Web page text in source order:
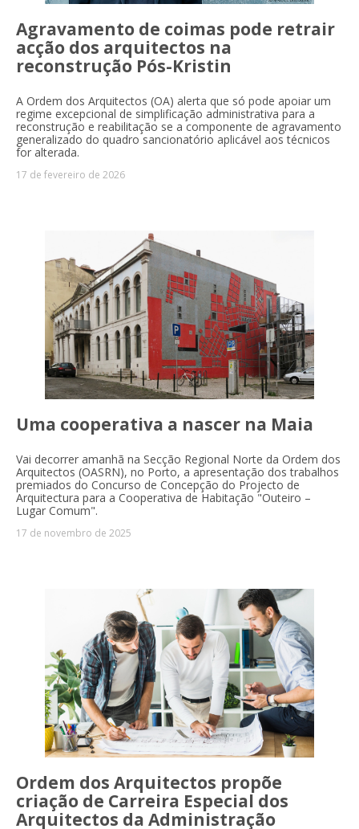
Agravamento de coimas pode retrair
acção dos arquitectos na
reconstrução Pós-Kristin
A Ordem dos Arquitectos (OA) alerta que só pode apoiar um
regime excepcional de simplificação administrativa para a
reconstrução e reabilitação se a componente de agravamento
generalizado do quadro sancionatório aplicável aos técnicos
for alterada.
17 de fevereiro de 2026
Uma cooperativa a nascer na Maia
Vai decorrer amanhã na Secção Regional Norte da Ordem dos
Arquitectos (OASRN), no Porto, a apresentação dos trabalhos
premiados do Concurso de Concepção do Projecto de
Arquitectura para a Cooperativa de Habitação "Outeiro –
Lugar Comum".
17 de novembro de 2025
Ordem dos Arquitectos propõe
criação de Carreira Especial dos
Arquitectos da Administração